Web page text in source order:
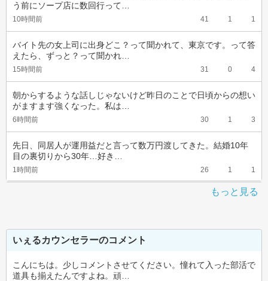
う前にソープ店に数回行って…
10時間前 41 1 1
バイト先の女上司に出身どこ？って聞かれて、東京です。って答
えたら、ずっと？って聞かれ…
15時間前 31 0 4
朝からするような話しじゃないけど昨日のことで日頃からの想い
がますます強くなった。私は…
6時間前 30 1 3
先日、同居人が運用益だと言って数万円渡してきた。結婚10年
目の裏切りから30年…好き…
1時間前 26 1 1
もっと見る
いぇるカウンセラーのコメント
こんにちは。少しコメントさせてください。憧れて入った部活で
道具も揃えたんですよね。頑…